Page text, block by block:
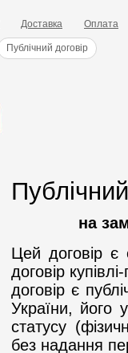
Доставка Оплата
Публічний договір
на
Цей договір є
договір
договір є
України, його
статусу
без надання